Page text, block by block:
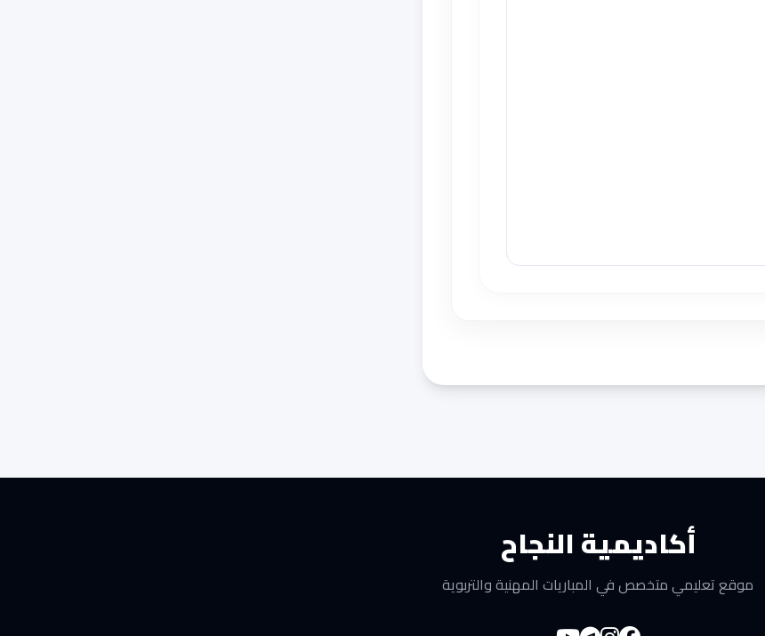
أكاديمية النجاح
موقع تعليمي متخصص في المباريات المهنية والتربوية